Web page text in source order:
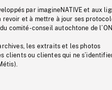
par imagineNATIVE et aux
revoir et à mettre à jour ses
comité-conseil autochtone de
les extraits et les photos
clients ou clientes qui ne